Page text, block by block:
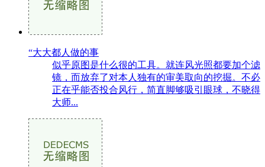
“大大都人做的事
似乎原图是什么很的工具。就连风光照都要加个滤
镜，而放弃了对本人独有的审美取向的挖掘。不必
正在乎能否投合风行，简直脚够吸引眼球，不晓得
大师...